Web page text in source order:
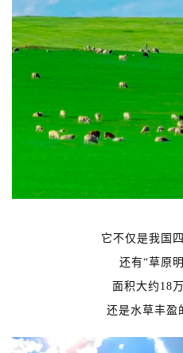
它不仅是我国
还有“草原
面积大约18
还是水草丰盈